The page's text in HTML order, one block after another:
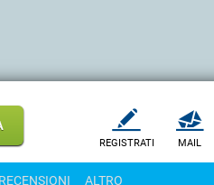
REGISTRATI MAIL
RECENSIONI ALTRO